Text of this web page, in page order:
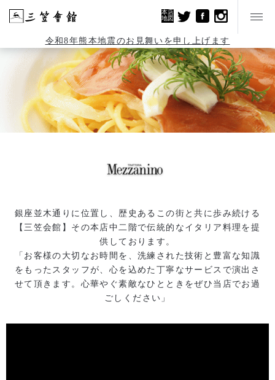
本店
地図
令和8年熊本地震のお見舞いを申し上げます
銀座並木通りに位置し、歴史あるこの街と共に歩み続ける
【三笠会館】その本店中二階で伝統的なイタリア料理を提
供しております。
「お客様の大切なお時間を、洗練された技術と豊富な知識
をもったスタッフが、心を込めた丁寧なサービスで演出さ
せて頂きます。心華やぐ素敵なひとときをぜひ当店でお過
ごしください」